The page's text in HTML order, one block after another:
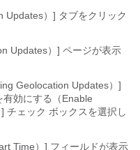
Updates）] タブをクリック
Updates）] ページが表示
Geolocation Updates）]
効にする（Enable
チェック ボックスを選択し
Time）] フィールドが表示